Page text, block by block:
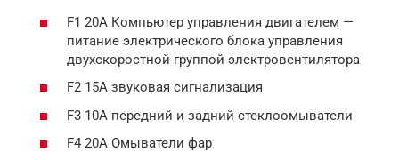
F1 20A Компьютер управления двигателем —
питание электрического блока управления
двухскоростной группой электровентилятора
F2 15A звуковая сигнализация
F3 10A передний и задний стеклоомыватели
F4 20A Омыватели фар